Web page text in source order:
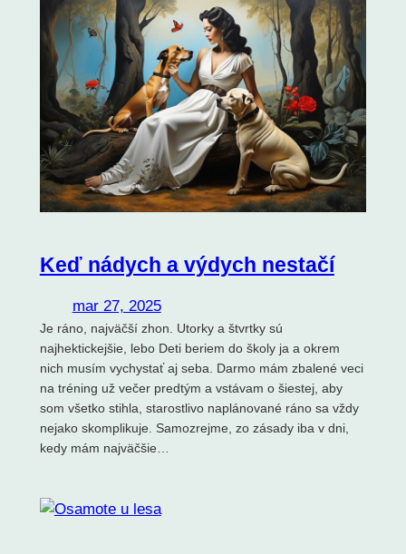
Keď nádych a výdych nestačí
mar 27, 2025
Je ráno, najväčší zhon. Utorky a štvrtky sú
najhektickejšie, lebo Deti beriem do školy ja a okrem
nich musím vychystať aj seba. Darmo mám zbalené veci
na tréning už večer predtým a vstávam o šiestej, aby
som všetko stihla, starostlivo naplánované ráno sa vždy
nejako skomplikuje. Samozrejme, zo zásady iba v dni,
kedy mám najväčšie…